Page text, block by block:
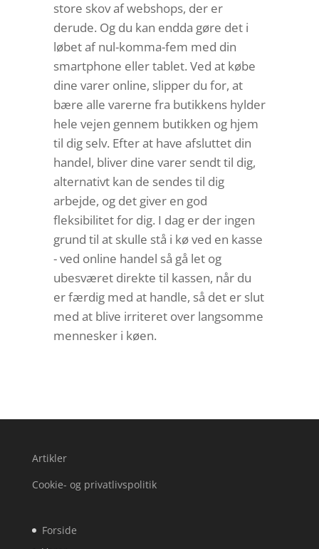
store skov af webshops, der er
derude. Og du kan endda gøre det i
løbet af nul-komma-fem med din
smartphone eller tablet. Ved at købe
dine varer online, slipper du for, at
bære alle varerne fra butikkens hylder
hele vejen gennem butikken og hjem
til dig selv. Efter at have afsluttet din
handel, bliver dine varer sendt til dig,
alternativt kan de sendes til dig
arbejde, og det giver en god
fleksibilitet for dig. I dag er der ingen
grund til at skulle stå i kø ved en kasse
- ved online handel så gå let og
ubesværet direkte til kassen, når du
er færdig med at handle, så det er slut
med at blive irriteret over langsomme
mennesker i køen.
Artikler
Cookie- og privatlivspolitik
Forside